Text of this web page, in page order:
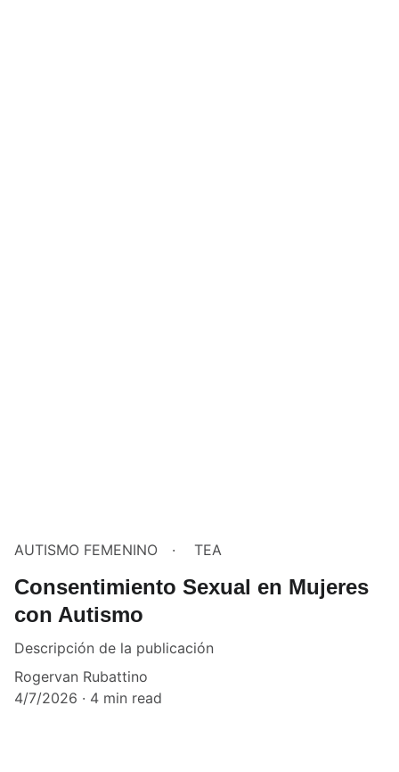
AUTISMO FEMENINO TEA
Consentimiento Sexual en Mujeres
con Autismo
Descripción de la publicación
Rogervan Rubattino
4/7/2026
4 min read